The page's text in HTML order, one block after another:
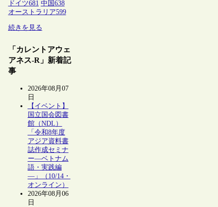
ドイツ681 中国 638
オーストラリア599
続きを見る
「カレントアウェ
アネス-R」新着記
事
2026年08月07
日
【イベント】
国立国会図書
館（NDL）
「令和8年度
アジア資料書
誌作成セミナ
ー―ベトナム
語・実践編
―」（10/14・
オンライン）
2026年08月06
日